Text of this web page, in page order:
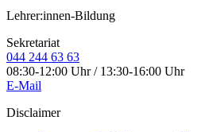
Lehrer:innen-Bildung
Sekretariat
044 244 63 63
08:30-12:00 Uhr / 13:30-16:00 Uhr
E-Mail
Disclaimer